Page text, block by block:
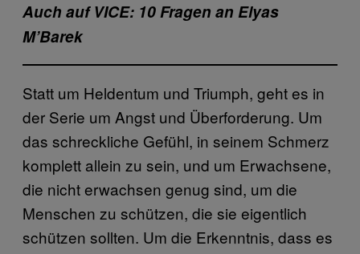
Auch auf VICE: 10 Fragen an Elyas
M’Barek
Statt um Heldentum und Triumph, geht es in
der Serie um Angst und Überforderung. Um
das schreckliche Gefühl, in seinem Schmerz
komplett allein zu sein, und um Erwachsene,
die nicht erwachsen genug sind, um die
Menschen zu schützen, die sie eigentlich
schützen sollten. Um die Erkenntnis, dass es